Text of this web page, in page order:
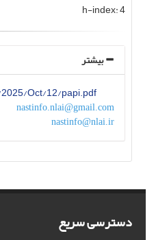
h-index:4
بیشتر
Oct/12/papi.pdf
nastinfo.nlai@gmail.com
nastinfo@nlai.ir
دسترسی سریع